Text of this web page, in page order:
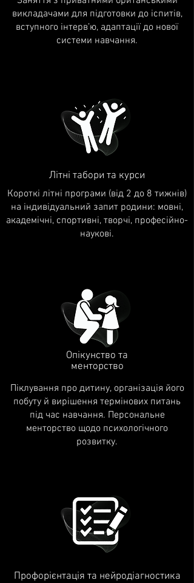
викладачами для підготовки до іспитів,
вступного інтерв’ю, адаптації до нової
системи навчання.
Літні табори та курси
Короткі літні програми (від 2 до 8 тижнів)
на індивідуальний запит родини: мовні,
академічні, спортивні, творчі, професійно-
наукові.
Опікунство та
менторство
Піклування про дитину, організація його
побуту й вирішення термінових питань
під час навчання. Персональне
менторство щодо психологічного
розвитку.
Профорієнтація та нейродіагностика